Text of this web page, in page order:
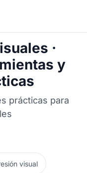
·
y
prácticas para
visual